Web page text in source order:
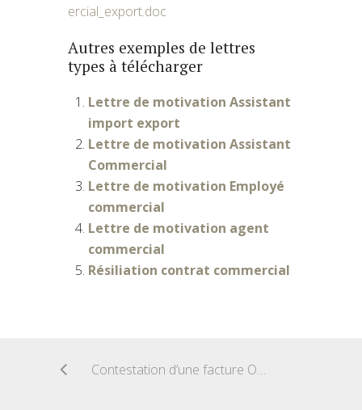
ercial_export.doc
Autres exemples de lettres
types à télécharger
Lettre de motivation Assistant
import export
Lettre de motivation Assistant
Commercial
Lettre de motivation Employé
commercial
Lettre de motivation agent
commercial
Résiliation contrat commercial
Contestation d’une facture Orange